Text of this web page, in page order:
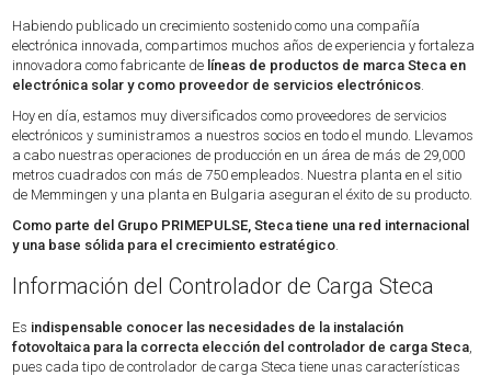
Habiendo publicado un crecimiento sostenido como una compañía
electrónica innovada, compartimos muchos años de experiencia y fortaleza
innovadora como fabricante de líneas de productos de marca Steca en
electrónica solar y como proveedor de servicios electrónicos
Hoy en día, estamos muy diversificados como proveedores de servicios
electrónicos y suministramos a nuestros socios en todo el mundo. Llevamos
a cabo nuestras operaciones de producción en un área de más de 29,000
metros cuadrados con más de 750 empleados. Nuestra planta en el sitio
de Memmingen y una planta en Bulgaria aseguran el éxito de su producto.
Como parte del Grupo PRIMEPULSE, Steca tiene una red internacional
y una base sólida para el crecimiento estratégico
Información del Controlador de Carga Steca
Es indispensable conocer las necesidades de la instalación
fotovoltaica para la correcta elección del controlador de carga Steca
pues cada tipo de controlador de carga Steca tiene unas características